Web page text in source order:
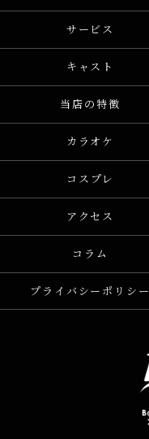
サービス
キャスト
当店の特徴
カラオケ
コスプレ
アクセス
コラム
プライバシーポリシー